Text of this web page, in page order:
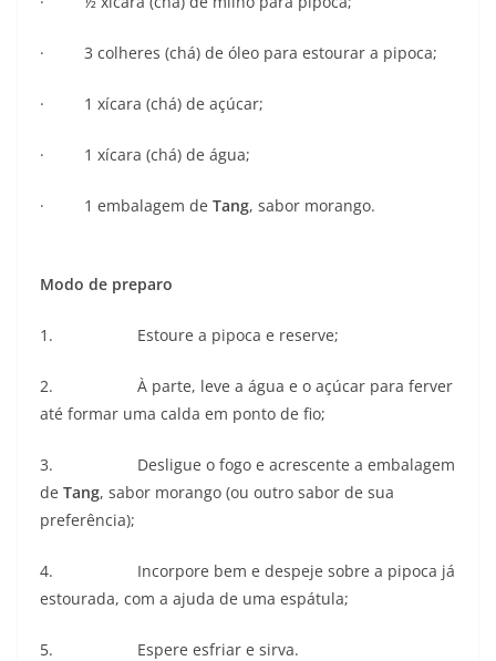
· 3 colheres (chá) de óleo para estourar a pipoca;
· 1 xícara (chá) de açúcar;
· 1 xícara (chá) de água;
· 1 embalagem de Tang, sabor morango.
Modo de preparo
1. Estoure a pipoca e reserve;
2. À parte, leve a água e o açúcar para ferver
até formar uma calda em ponto de fio;
3. Desligue o fogo e acrescente a embalagem
de Tang, sabor morango (ou outro sabor de sua
preferência);
4. Incorpore bem e despeje sobre a pipoca já
estourada, com a ajuda de uma espátula;
5. Espere esfriar e sirva.